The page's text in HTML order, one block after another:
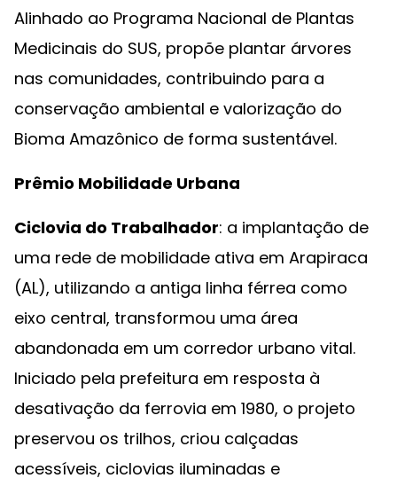
Alinhado ao Programa Nacional de Plantas
Medicinais do SUS, propõe plantar árvores
nas comunidades, contribuindo para a
conservação ambiental e valorização do
Bioma Amazônico de forma sustentável.
Prêmio Mobilidade Urbana
Ciclovia do Trabalhador: a implantação de
uma rede de mobilidade ativa em Arapiraca
(AL), utilizando a antiga linha férrea como
eixo central, transformou uma área
abandonada em um corredor urbano vital.
Iniciado pela prefeitura em resposta à
desativação da ferrovia em 1980, o projeto
preservou os trilhos, criou calçadas
acessíveis, ciclovias iluminadas e